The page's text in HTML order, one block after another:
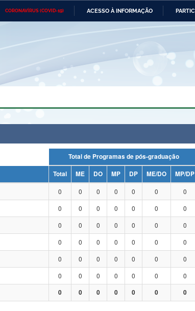
CORONAVÍRUS (COVID-19) ACESSO À INFORMAÇÃO
Ministério das Relações Ministério
e dos
da União Banco Central do Brasil Planalto
Total de Programas de pós-graduação
Total ME DO MP DP ME/DO MP/DP
0 0 0 0 0 0 0
0 0 0 0 0 0 0
0 0 0 0 0 0 0
0 0 0 0 0 0 0
0 0 0 0 0 0 0
0 0 0 0 0 0 0
0 0 0 0 0 0 0